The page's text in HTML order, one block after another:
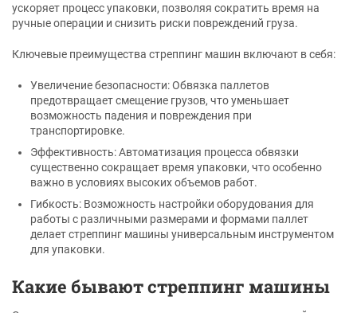
ускоряет процесс упаковки, позволяя сократить время на
ручные операции и снизить риски повреждений груза.
Ключевые преимущества стреппинг машин включают в себя:
Увеличение безопасности: Обвязка паллетов
предотвращает смещение грузов, что уменьшает
возможность падения и повреждения при
транспортировке.
Эффективность: Автоматизация процесса обвязки
существенно сокращает время упаковки, что особенно
важно в условиях высоких объемов работ.
Гибкость: Возможность настройки оборудования для
работы с различными размерами и формами паллет
делает стреппинг машины универсальным инструментом
для упаковки.
Какие бывают стреппинг машины